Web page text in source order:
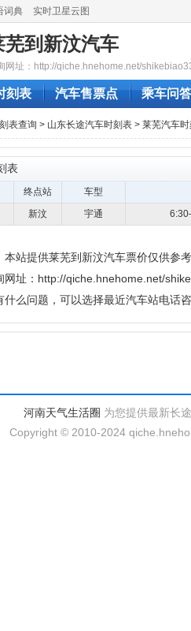
词典 实时卫星云图
芜到新汶汽车
网址：http://qiche.hnehome.net/
刻表 汽车售票点 乘车问答
表查询 > 山东长途汽车时刻表 > 莱芜汽车
表
终点站
车型
新汶 宇通
站提供莱芜到新汶汽车票价仅供参
网址：http://qiche.hnehome.net/
么问题，可以选择最近汽车站电话
河南天气生活圈 为您提供最新长
Copyright © 2010-2024